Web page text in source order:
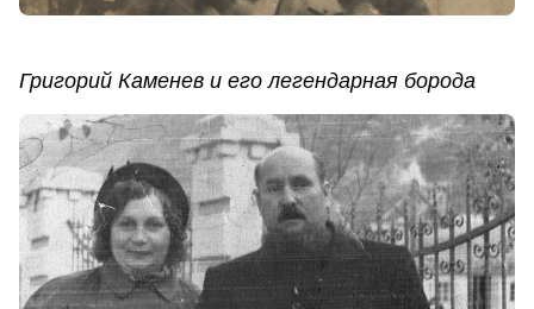
Григорий Каменев и его легендарная борода